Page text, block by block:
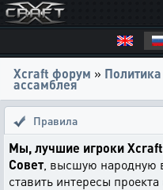
Xcraft форум » Политика
ассамблея
Правила
Мы, лучшие игроки
Совет, высшую народную
ставить интересы